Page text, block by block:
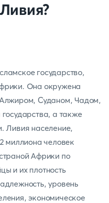
государство,
Она окружена
Суданом, Чадом,
а также
Ливия население,
миллиона человек
Африки по
и их плотность
уровень
экономическое